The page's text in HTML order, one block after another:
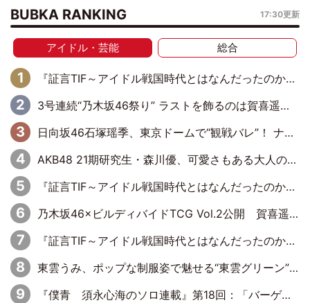
BUBKA RANKING 17:30更新
アイドル・芸能 総合
『証言TIF～アイドル戦国時代とはなんだったのか～』第6回：でんぱ組.inc・古川未鈴×相沢梨紗「『ハロプロやりたかったな』って言ったら、夢眠ねむさんに『てめえはでんぱ組．incなんだよ！』って肩パンされて(笑)」
3号連続“乃木坂46祭り” ラストを飾るのは賀喜遥香…5年ぶりの登場に「5年分大人になった私を見ていただけたら」
日向坂46石塚瑶季、東京ドームで“観戦バレ”！ ナイツ・塙も認めた「巨人に詳しすぎるアイドル」は元VENUSスクール生で杉内コーチ推し⁉
AKB48 21期研究生・森川優、可愛さもある大人の女性に
『証言TIF～アイドル戦国時代とはなんだったのか～』第10回：さくら学院・武藤彩未×飯田らうら「正直、中3で辞めるというのを信じてなくて。そう言われてはいたけど、嘘でしょって」
乃木坂46×ビルディバイドTCG Vol.2公開 賀喜遥香＆田村真佑が『京まふ』ステージに登壇
『証言TIF～アイドル戦国時代とはなんだったのか～』第8回：Negicco・Nao☆×Megu×Kaede「東京からオファーが来たのと、梨の皮剥きとどっちが大事なんだって」
東雲うみ、ポップな制服姿で魅せる“東雲グリーン”の正体
『僕青 須永心海のソロ連載』第18回：「バーゲンセールハンターみうな inしまむら」編